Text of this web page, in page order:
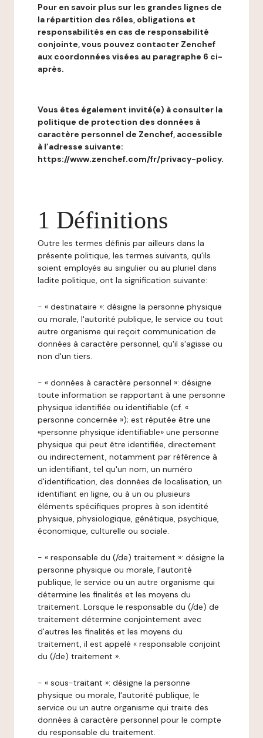
Pour en savoir plus sur les grandes lignes de
la répartition des rôles, obligations et
responsabilités en cas de responsabilité
conjointe, vous pouvez contacter Zenchef
aux coordonnées visées au paragraphe 6 ci-
après.
Vous êtes également invité(e) à consulter la
politique de protection des données à
caractère personnel de Zenchef, accessible
à l’adresse suivante:
https://www.zenchef.com/fr/privacy-policy.
1 Définitions
Outre les termes définis par ailleurs dans la
présente politique, les termes suivants, qu'ils
soient employés au singulier ou au pluriel dans
ladite politique, ont la signification suivante:
- « destinataire »: désigne la personne physique
ou morale, l'autorité publique, le service ou tout
autre organisme qui reçoit communication de
données à caractère personnel, qu'il s'agisse ou
non d'un tiers.
- « données à caractère personnel »: désigne
toute information se rapportant à une personne
physique identifiée ou identifiable (cf. «
personne concernée »); est réputée être une
«personne physique identifiable» une personne
physique qui peut être identifiée, directement
ou indirectement, notamment par référence à
un identifiant, tel qu'un nom, un numéro
d'identification, des données de localisation, un
identifiant en ligne, ou à un ou plusieurs
éléments spécifiques propres à son identité
physique, physiologique, génétique, psychique,
économique, culturelle ou sociale.
- « responsable du (/de) traitement »: désigne la
personne physique ou morale, l'autorité
publique, le service ou un autre organisme qui
détermine les finalités et les moyens du
traitement. Lorsque le responsable du (/de) de
traitement détermine conjointement avec
d'autres les finalités et les moyens du
traitement, il est appelé « responsable conjoint
du (/de) traitement ».
- « sous-traitant »: désigne la personne
physique ou morale, l'autorité publique, le
service ou un autre organisme qui traite des
données à caractère personnel pour le compte
du responsable du traitement.